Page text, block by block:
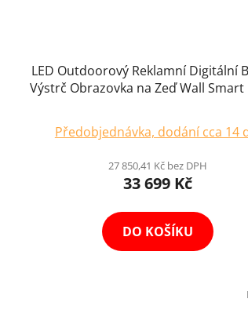
LED Outdoorový Reklamní Digitální
Výstrč Obrazovka na Zeď Wall
Předobjednávka, dodání cca 14
27 850,41 Kč bez DPH
33 699 Kč
DO KOŠÍKU